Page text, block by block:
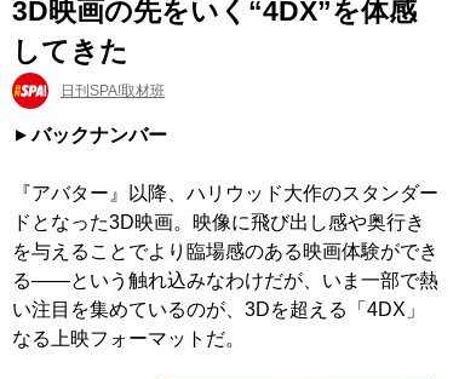
3D映画の先をいく“4DX”を体感
してきた
日刊SPA!取材班
バックナンバー
『アバター』以降、ハリウッド大作のスタンダー
ドとなった3D映画。映像に飛び出し感や奥行き
を与えることでより臨場感のある映画体験ができ
る――という触れ込みなわけだが、いま一部で熱
い注目を集めているのが、3Dを超える「4DX」
なる上映フォーマットだ。